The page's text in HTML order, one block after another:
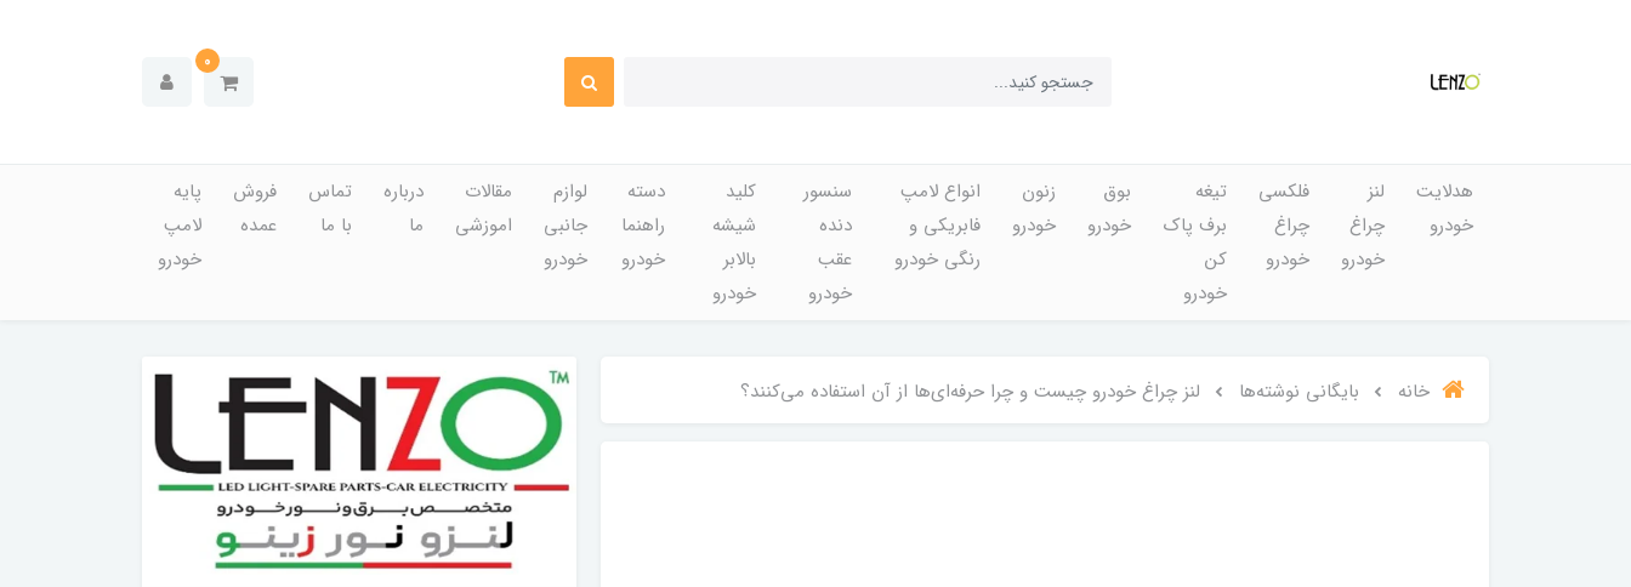
0
هدلایت
خودرو
لنز
چراغ
خودرو
فلکسی
چراغ
خودرو
تیغه
برف پاک
کن
خودرو
بوق
خودرو
زنون
خودرو
انواع لامپ
فابریکی و
رنگی خودرو
سنسور
دنده
عقب
خودرو
کلید
شیشه
بالابر
خودرو
دسته
راهنما
خودرو
لوازم
جانبی
خودرو
مقالات
اموزشی
درباره
ما
تماس
با ما
فروش
عمده
پایه
لامپ
خودرو
خانه بایگانی نوشته‌ها لنز چراغ خودرو چیست و چرا حرفه‌ای‌ها از آن استفاده می‌کنند؟